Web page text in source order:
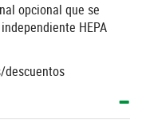
opcional que se
HEPA
descuentos